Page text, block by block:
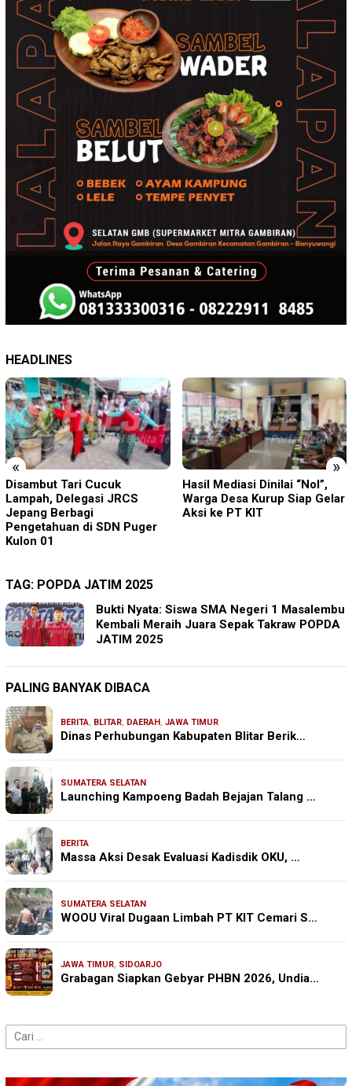
HEADLINES
« »
Hasil Mediasi Dinilai “Nol”,
Warga Desa Kurup Siap Gelar
Aksi ke PT KIT
Pisowanan Ageng Hari Jadi
ke-702 Kabupaten Blitar,
Bupati Rijanto Tegaskan
TAG: POPDA JATIM 2025
Bukti Nyata: Siswa SMA Negeri 1 Masalembu
Kembali Meraih Juara Sepak Takraw POPDA
JATIM 2025
PALING BANYAK DIBACA
BERITA, BLITAR, DAERAH , JAWA TIMUR
Dinas Perhubungan Kabupaten Blitar Berik…
SUMATERA SELATAN
Launching Kampoeng Badah Bejajan Talang …
BERITA
Massa Aksi Desak Evaluasi Kadisdik OKU, …
SUMATERA SELATAN
WOOU Viral Dugaan Limbah PT KIT Cemari S…
JAWA TIMUR, SIDOARJO
Grabagan Siapkan Gebyar PHBN 2026, Undia…
Cari
untuk: